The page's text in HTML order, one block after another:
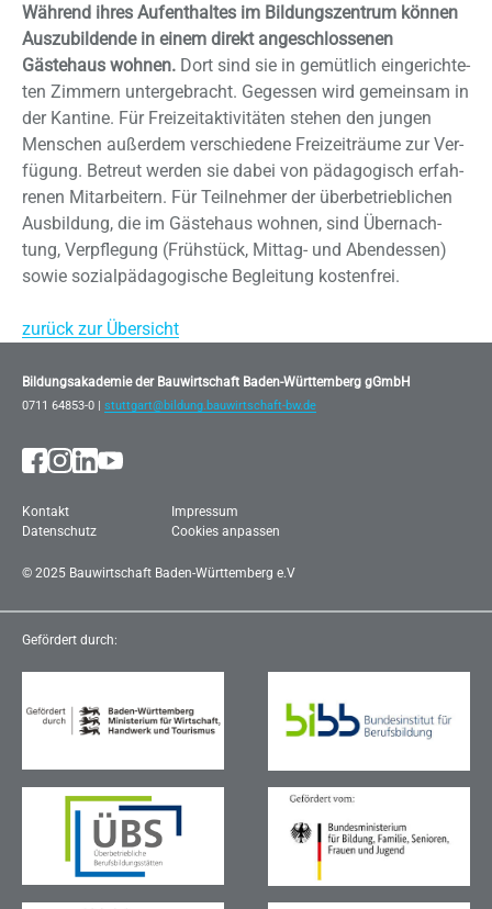
Während ihres Aufenthaltes im Bildungszentrum können
Auszubildende in einem direkt angeschlossenen
Gästehaus wohnen. Dort sind sie in ge­müt­lich ein­ge­rich­te­
ten Zim­mern un­ter­ge­bracht. Ge­ges­sen wird ge­mein­sam in
der Kan­ti­ne. Für Frei­zeit­ak­ti­vi­tä­ten ste­hen den jun­gen
Men­schen au­ßer­dem ver­schie­de­ne Frei­zeit­räu­me zur Ver­
fü­gung. Be­treut wer­den sie da­bei von päd­ago­gisch er­fah­
re­nen Mit­ar­bei­tern. Für Teil­neh­mer der über­be­trieb­li­chen
Aus­bil­dung, die im Gäs­te­haus woh­nen, sind Über­nach­
tung, Ver­pfle­gung (Früh­stück, Mit­tag- und Abend­es­sen)
so­wie so­zi­al­päd­ago­gi­sche Be­glei­tung kos­ten­frei.
zurück zur Übersicht
Bildungsakademie der Bauwirtschaft Baden-Württemberg gGmbH
0711 64853-0 | stuttgart@bildung.bauwirtschaft-bw.de
Kontakt
Impressum
Datenschutz
Cookies anpassen
© 2025 Bau­wirt­schaft Ba­den-Würt­tem­berg e.V
Gefördert durch: